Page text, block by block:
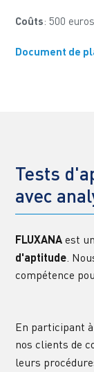
Coûts: 500 euros
Document de
Tests
avec
FLUXANA est
d'aptitude .
compétence
En participant
nos clients de
leurs